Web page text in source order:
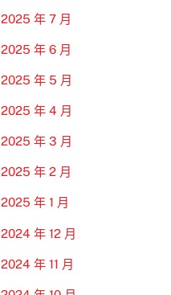
2025 年 7 月
2025 年 6 月
2025 年 5 月
2025 年 4 月
2025 年 3 月
2025 年 2 月
2025 年 1 月
2024 年 12 月
2024 年 11 月